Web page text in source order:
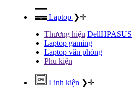
Laptop ❯✛
Thương hiệu DellHPASUS
Laptop gaming
Laptop văn phòng
Phu kiện
Linh kiện ❯✛